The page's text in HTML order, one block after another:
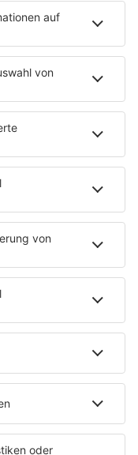
INFO
in
INFO
Heart
Folge 126
Folge 125
INFO
Folge 124
on
INFO